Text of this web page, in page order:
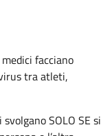
facciano
tra atleti,
SOLO SE si